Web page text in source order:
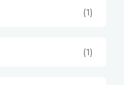
(1)
(1)